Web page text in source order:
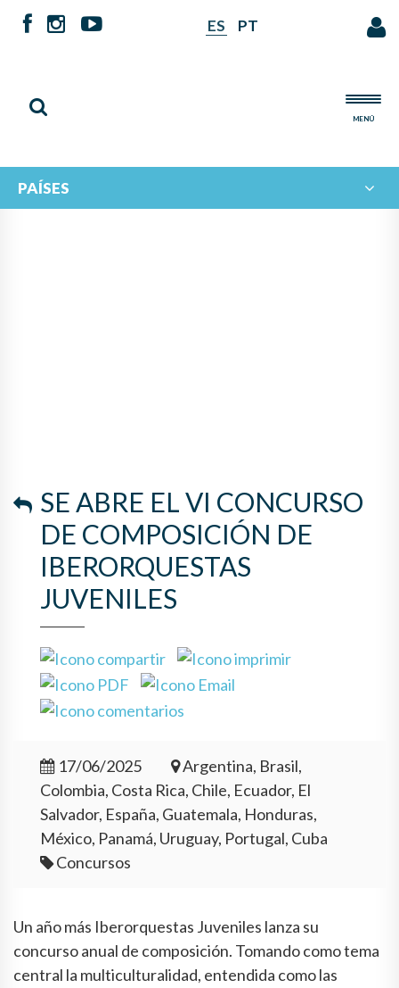
ES PT
MENÚ
PAÍSES
SE ABRE EL VI CONCURSO
DE COMPOSICIÓN DE
IBERORQUESTAS
JUVENILES
17/06/2025
Argentina, Brasil,
Colombia, Costa Rica, Chile, Ecuador, El
Salvador, España, Guatemala, Honduras,
México, Panamá, Uruguay, Portugal, Cuba
Concursos
Un año más Iberorquestas Juveniles lanza su
concurso anual de composición. Tomando como tema
central la multiculturalidad, entendida como las